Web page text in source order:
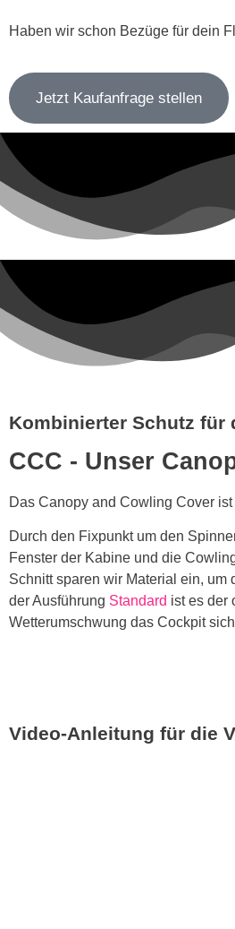
Haben wir schon Bezüge für dein
Jetzt Kaufanfrage stellen
Kombinierter Schutz für
CCC - Unser
Das Canopy and Cowling Cover
Durch den Fixpunkt um den
Fenster der Kabine und die
Schnitt sparen wir Material ein,
der Ausführung Standard ist es der
Wetterumschwung das Cockpit
Video-Anleitung für die